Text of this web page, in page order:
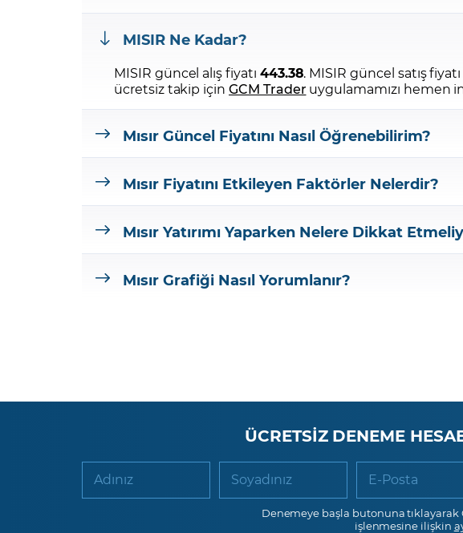
MISIR Ne Kadar?
MISIR güncel alış fiyatı 443.38. MISIR güncel satış
ücretsiz takip için GCM Trader uygulamamızı hemen
Mısır Güncel Fiyatını Nasıl Öğrenebilirim?
Mısır Fiyatını Etkileyen Faktörler Nelerdir?
Mısır Yatırımı Yaparken Nelere Dikkat
Mısır Grafiği Nasıl Yorumlanır?
ÜCRETSİZ DENEME
Adınız Soyadınız E-Posta
Denemeye başla butonuna tıklayarak
işlenmesine ilişkin